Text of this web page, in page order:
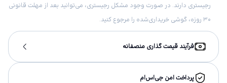
رجیستری دارند. در صورت وجود مشکل رجیستری، می‌توانید بعد از مهلت قانونی
۳۰ روزه، گوشی خریداری‌شده را مرجوع کنید.
فرآیند قیمت گذاری منصفانه
پرداخت امن جی‌اس‌ام